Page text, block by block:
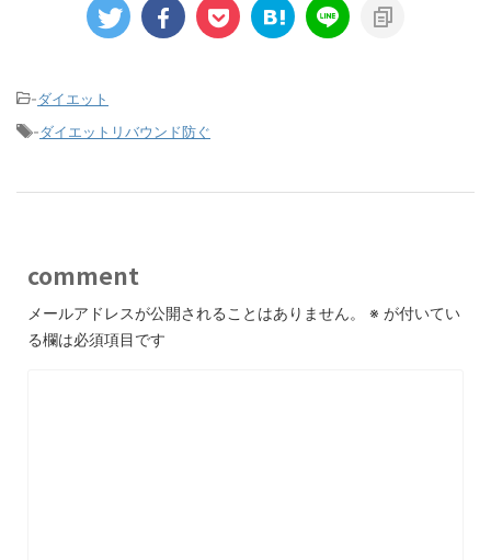
-ダイエット
-ダイエットリバウンド防ぐ
comment
メールアドレスが公開されることはありません。 ※ が付いてい
る欄は必須項目です